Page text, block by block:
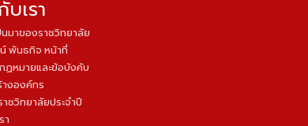
บเรา
นมาของราชวิทยาลัย
พันธกิจ หน้าที่
ฏหมายและข้อบังคับ
างองค์กร
ชวิทยาลัยประจำปี
า